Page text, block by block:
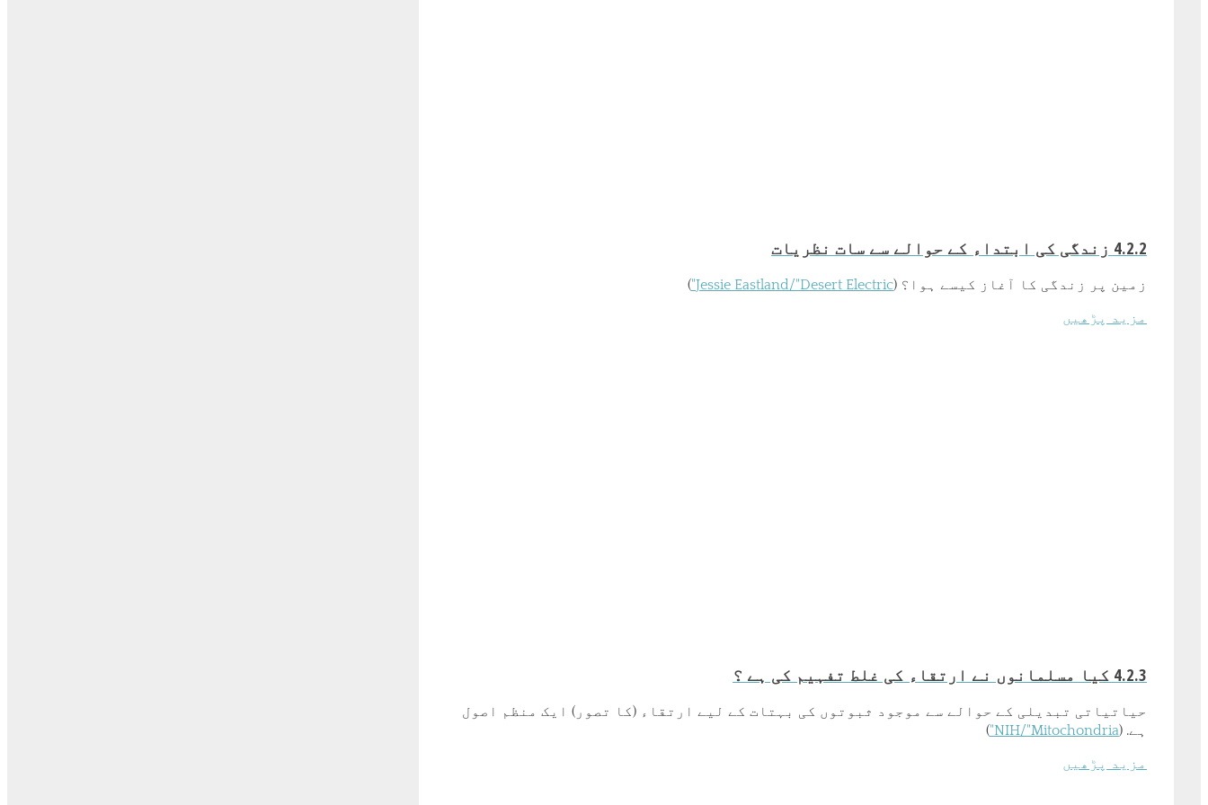
4.2.2 زندگی کی ابتداء کے حوالے سے سات نظریات
زمین پر زندگی کا آغاز کیسے ہوا؟ (Jessie Eastland/"Desert Electric"
)
مزید پڑھیں
4.2.3 کیا مسلمانوں نے ارتقاء کی غلط تفہیم کی ہے ؟
حیاتیاتی تبدیلی کے حوالے سے موجود ثبوتوں کی بہتات کے لیے ارتقاء (کا تصور) ایک منظم اصول
ہے. (NIH/"Mitochondria"
)
مزید پڑھیں